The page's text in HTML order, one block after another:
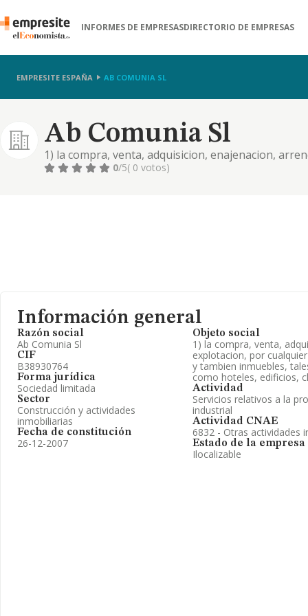
INFORMES DE EMPRESASDIRECTORIO DE EMPRESAS
EMPRESITE ESPAÑA AB COMUNIA SL
Ab Comunia Sl
1) la compra, venta, adquisicion, enajenacion,
todo tipo de bienes muebles y tambien
0/5( 0 votos)
Información general
Razón social
Ab Comunia Sl
CIF
B38930764
Forma jurídica
Sociedad limitada
Sector
Construcción y actividades
inmobiliarias
Fecha de constitución
26-12-2007
Objeto social
1) la compra, venta,
explotacion, por
y tambien inmuebles,
como hoteles, edificios,
Actividad
Servicios relativos a la
industrial
Actividad CNAE
6832 - Otras actividades
Estado de la empresa
Ilocalizable